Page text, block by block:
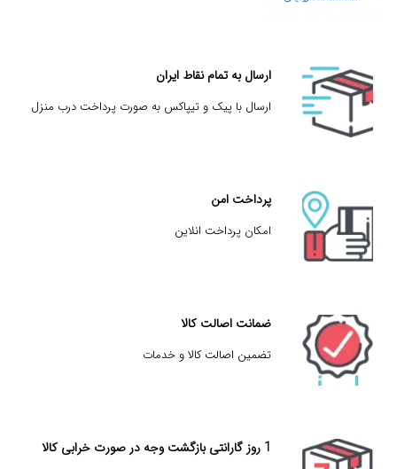
ارسال به تمام نقاط ایران
ارسال با پیک و تیپاکس به صورت پرداخت درب منزل
پرداخت امن
امکان پرداخت انلاین
ضمانت اصالت کالا
تضمین اصالت کالا و خدمات
1 روز گارانتی بازگشت وجه در صورت خرابی کالا